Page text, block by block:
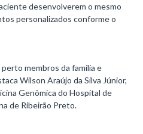
desenvolverem o mesmo
personalizados conforme o
perto membros da família e
Wilson Araújo da Silva Júnior,
Genômica do Hospital de
de Ribeirão Preto.